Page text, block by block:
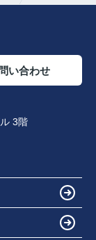
い合わせ
3階